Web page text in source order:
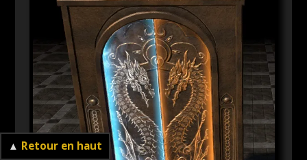
▲ Retour en haut